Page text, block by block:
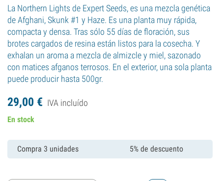
La Northern Lights de Expert Seeds, es una mezcla genética
de Afghani, Skunk #1 y Haze. Es una planta muy rápida,
compacta y densa. Tras sólo 55 días de floración, sus
brotes cargados de resina están listos para la cosecha. Y
exhalan un aroma a mezcla de almizcle y miel, sazonado
con matices afganos terrosos. En el exterior, una sola planta
puede producir hasta 500gr.
29,00 € IVA incluído
En stock
Compra 3 unidades 5% de descuento